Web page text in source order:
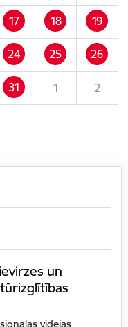
17 18 19
24 25 26
31 1 2
un
vidējās